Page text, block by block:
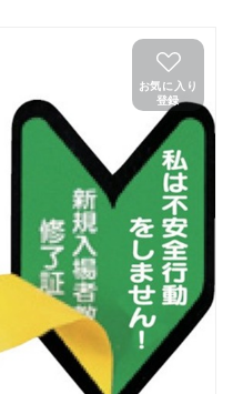
お気に入り
登録